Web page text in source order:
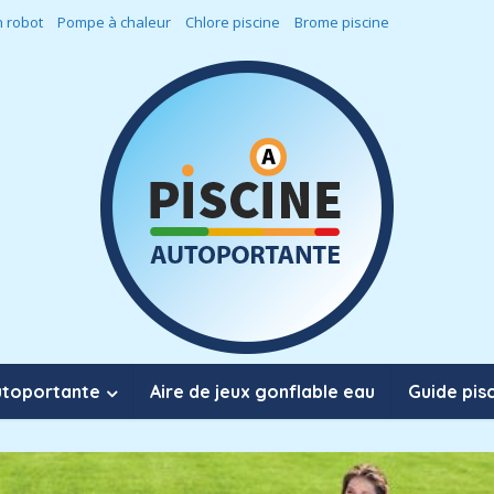
robot Pompe à chaleur Chlore piscine Brome piscine
Aire de jeux gonflable eau Guide